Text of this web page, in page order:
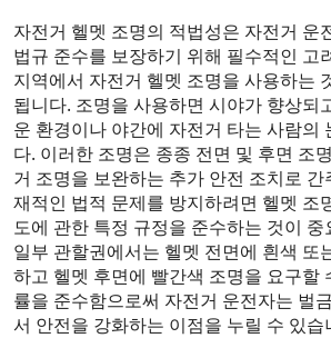
자전거 헬멧 조명의 적법성은 자전거 운
법규 준수를 보장하기 위해 필수적인 고
지역에서 자전거 헬멧 조명을 사용하는
됩니다. 조명을 사용하면 시야가 향상되
운 환경이나 야간에 자전거 타는 사람의
다. 이러한 조명은 종종 전면 및 후면 조
거 조명을 보완하는 추가 안전 조치로
재적인 법적 문제를 방지하려면 헬멧 조
도에 관한 특정 규정을 준수하는 것이
일부 관할권에서는 헬멧 전면에 흰색 또
하고 헬멧 후면에 빨간색 조명을 요구할
률을 준수함으로써 자전거 운전자는 벌
서 안전을 강화하는 이점을 누릴 수 있습